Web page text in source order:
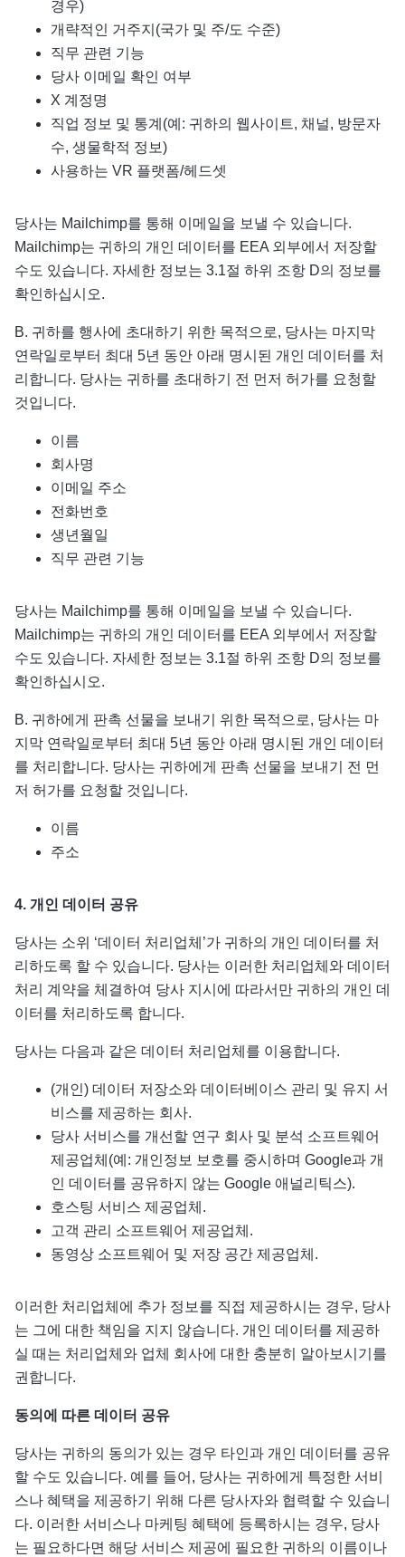
경우)
개략적인 거주지(국가 및 주/도 수준)
직무 관련 기능
당사 이메일 확인 여부
X 계정명
직업 정보 및 통계(예: 귀하의 웹사이트, 채널, 방문자
수, 생물학적 정보)
사용하는 VR 플랫폼/헤드셋
당사는 Mailchimp를 통해 이메일을 보낼 수 있습니다.
Mailchimp는 귀하의 개인 데이터를 EEA 외부에서 저장할
수도 있습니다. 자세한 정보는 3.1절 하위 조항 D의 정보를
확인하십시오.
B. 귀하를 행사에 초대하기 위한 목적으로, 당사는 마지막
연락일로부터 최대 5년 동안 아래 명시된 개인 데이터를 처
리합니다. 당사는 귀하를 초대하기 전 먼저 허가를 요청할
것입니다.
이름
회사명
이메일 주소
전화번호
생년월일
직무 관련 기능
당사는 Mailchimp를 통해 이메일을 보낼 수 있습니다.
Mailchimp는 귀하의 개인 데이터를 EEA 외부에서 저장할
수도 있습니다. 자세한 정보는 3.1절 하위 조항 D의 정보를
확인하십시오.
B. 귀하에게 판촉 선물을 보내기 위한 목적으로, 당사는 마
지막 연락일로부터 최대 5년 동안 아래 명시된 개인 데이터
를 처리합니다. 당사는 귀하에게 판촉 선물을 보내기 전 먼
저 허가를 요청할 것입니다.
이름
주소
4. 개인 데이터 공유
당사는 소위 ‘데이터 처리업체’가 귀하의 개인 데이터를 처
리하도록 할 수 있습니다. 당사는 이러한 처리업체와 데이터
처리 계약을 체결하여 당사 지시에 따라서만 귀하의 개인 데
이터를 처리하도록 합니다.
당사는 다음과 같은 데이터 처리업체를 이용합니다.
(개인) 데이터 저장소와 데이터베이스 관리 및 유지 서
비스를 제공하는 회사.
당사 서비스를 개선할 연구 회사 및 분석 소프트웨어
제공업체(예: 개인정보 보호를 중시하며 Google과 개
인 데이터를 공유하지 않는 Google 애널리틱스).
호스팅 서비스 제공업체.
고객 관리 소프트웨어 제공업체.
동영상 소프트웨어 및 저장 공간 제공업체.
이러한 처리업체에 추가 정보를 직접 제공하시는 경우, 당사
는 그에 대한 책임을 지지 않습니다. 개인 데이터를 제공하
실 때는 처리업체와 업체 회사에 대한 충분히 알아보시기를
권합니다.
동의에 따른 데이터 공유
당사는 귀하의 동의가 있는 경우 타인과 개인 데이터를 공유
할 수도 있습니다. 예를 들어, 당사는 귀하에게 특정한 서비
스나 혜택을 제공하기 위해 다른 당사자와 협력할 수 있습니
다. 이러한 서비스나 마케팅 혜택에 등록하시는 경우, 당사
는 필요하다면 해당 서비스 제공에 필요한 귀하의 이름이나